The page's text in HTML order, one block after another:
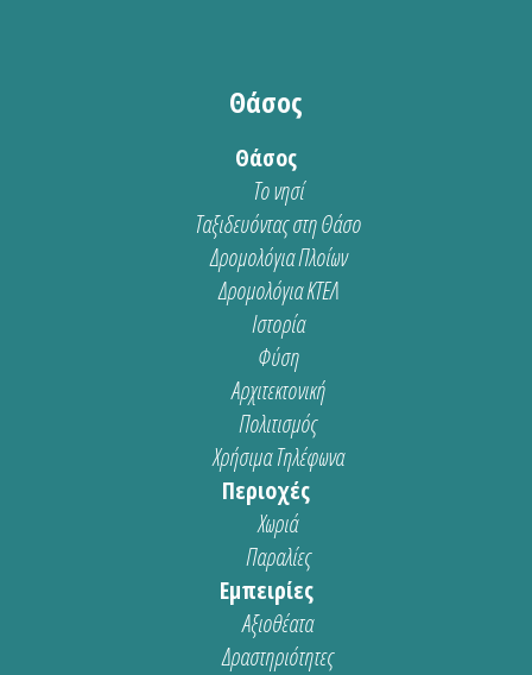
Θάσος
Θάσος
Το νησί
Ταξιδευόντας στη Θάσο
Δρομολόγια Πλοίων
Δρομολόγια ΚΤΕΛ
Ιστορία
Φύση
Αρχιτεκτονική
Πολιτισμός
Χρήσιμα Τηλέφωνα
Περιοχές
Χωριά
Παραλίες
Εμπειρίες
Αξιοθέατα
Δραστηριότητες